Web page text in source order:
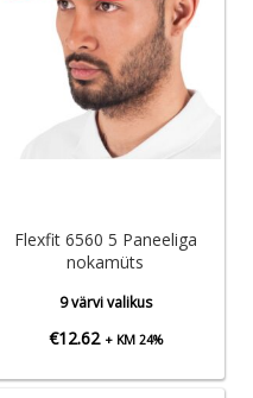
Flexfit 6560 5 Paneeliga
nokamüts
9 värvi valikus
€12.62 + KM 24%